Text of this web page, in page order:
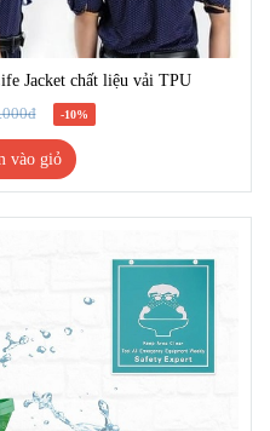
Jacket chất liệu vải TPU
-10%
vào giỏ